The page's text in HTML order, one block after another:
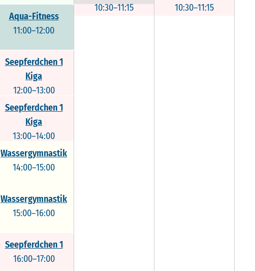
Aqua-Fitness
11:00–12:00
Seepferdchen 1
Kiga
12:00–13:00
Seepferdchen 1
Kiga
13:00–14:00
Wassergymnastik
14:00–15:00
Wassergymnastik
15:00–16:00
Seepferdchen 1
16:00–17:00
10:30–11:15
10:30–11:15